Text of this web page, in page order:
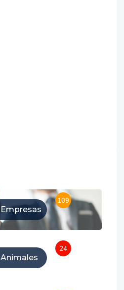
Empresas
109
Animales
24